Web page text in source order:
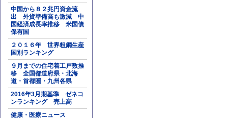
中国から８２兆円資金流
出 外貨準備高も激減 中
国経済成長率推移 米国債
保有国
２０１６年 世界粗鋼生産
国別ランキング
９月までの住宅着工戸数推
移 全国都道府県・北海
道・首都圏・九州各県
2016年3月期基準 ゼネコ
ンランキング 売上高
健康・医療ニュース